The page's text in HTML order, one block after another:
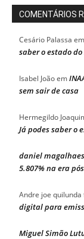
COMENTÁRIOS
Cesário Palassa em
saber o estado do
Isabel Joãoem
sem sair de casa
Hermegildo
Já podes saber o
daniel magalhaes
5.807% na era
Andre joe quilunda
digital para
Miguel Simão